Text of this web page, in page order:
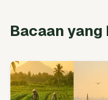
Bacaan